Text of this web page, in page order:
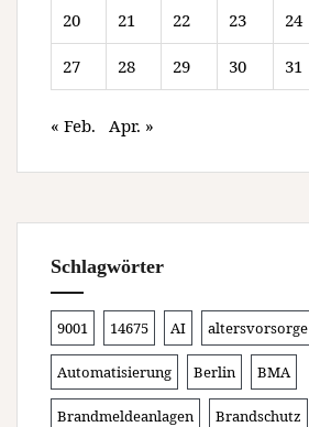
20 21 22 23 24
27 28 29 30 31
« Feb. Apr. »
Schlagwörter
9001 14675 AI altersvorsorge
Automatisierung Berlin BMA
Brandmeldeanlagen Brandschutz